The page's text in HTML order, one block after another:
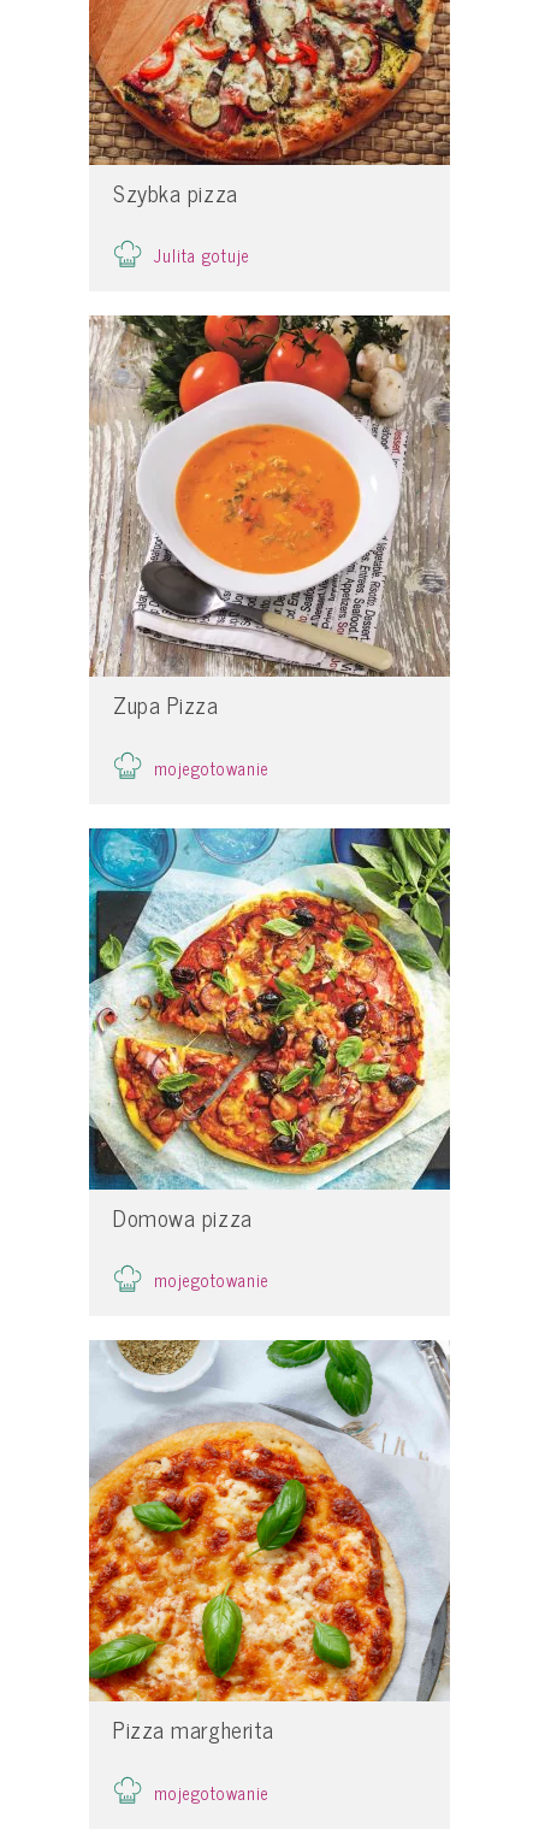
Szybka pizza
Julita gotuje
Zupa Pizza
mojegotowanie
Domowa pizza
mojegotowanie
Pizza margherita
mojegotowanie